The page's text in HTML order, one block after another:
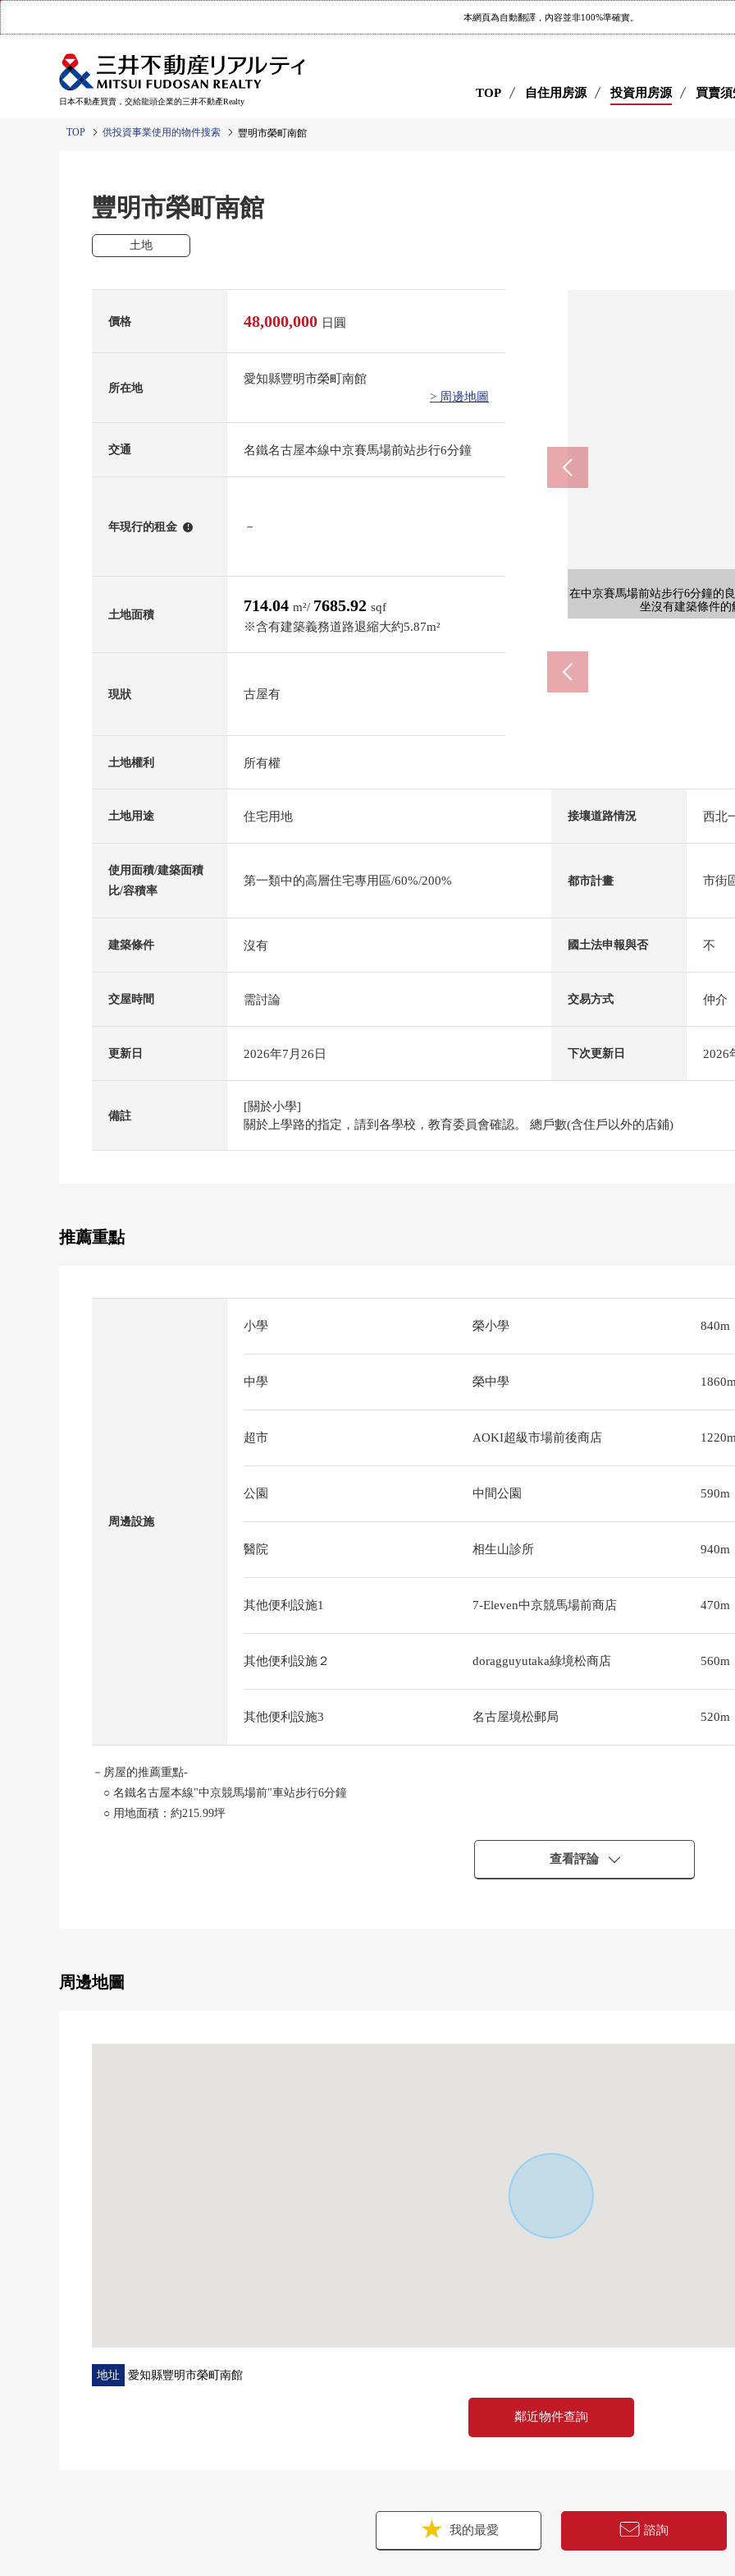
本網頁為自動翻譯，內容並非100%準確實。
日本不動產買賣，交給龍頭企業的三井不動產Realty
TOP 自住用房源 投資用房源 買賣須
TOP 供投資事業使用的物件搜索 豐明市榮町南館
豐明市榮町南館
土地
在中京賽馬場前站步行6分鐘的
坐沒有建築條件
在中京賽馬場前站步行6分鐘的
坐沒有建築條件
西北一側一方面道路前面道路
想知道的到三井Rehouse德
西北一側一方面道路前面道路
想知道的到三井Rehouse德
在中京賽馬場前站步行6分鐘的
坐沒有建築條件
在中京賽馬場前站步行6分鐘的
坐沒有建築條件
在中京賽馬場前站步行6分鐘的
坐沒有建築條件
西北一側一方面道路前面道路
想知道的到三井Rehouse德
西北一側一方面道路前面道路
想知道的到三井Rehouse德
在中京賽馬場前站步行6分鐘的
坐沒有建築條件
在中京賽馬場前站步行6分鐘的
坐沒有建築條件
在中京賽馬場前站步行6分鐘的
坐沒有建築條件
在中京賽馬場前站步行6分鐘的
坐沒有建築條件
在中京賽馬場前站步行6分鐘的
坐沒有建築條件
在中京賽馬場前站步行6分鐘的
坐沒有建築條件
在中京賽馬場前站步行6分鐘的
坐沒有建築條件
在中京賽馬場前站步行6分鐘的
坐沒有建築條件
在中京賽馬場前站步行6分鐘的
坐沒有建築條件
AOKI
7-
名鐵名古屋
價格 48,000,000 日圓
所在地
愛知縣豐明市榮町南館
> 周邊地圖
交通 名鐵名古屋本線中京賽馬場前站步行6分鐘
年現行的租金 ! －
土地面積 714.04 m²/ 7685.92 sqf
※含有建築義務道路退縮大約5.87m²
現狀 古屋有
土地權利 所有權
土地用途 住宅用地 接壤道路情況 西北
使用面積/建築面積
比/容積率
第一類中的高層住宅專用區/60%/200% 都市計畫 市街
建築條件 沒有 國土法申報與否 不
交屋時間 需討論 交易方式 仲介
更新日 2026年7月26日 下次更新日 2026
備註
[關於小學]
關於上學路的指定，請到各學校，教育委員會確認。 總戶數(含住戶以外的店鋪)
推薦重點
周邊設施
小學 榮小學 840m
中學 榮中學
超市 AOKI超級市場前後商店
公園 中間公園 590m
醫院 相生山診所 940m
其他便利設施1 7-Eleven中京競馬場前商店 470m
其他便利設施２ doragguyutaka綠境松商店 560m
其他便利設施3 名古屋境松郵局 520m
－房屋的推薦重點-
○ 名鐵名古屋本線"中京競馬場前"車站步行6分鐘
○ 用地面積：約215.99坪
○ 公園、便利店·藥妝店、郵局在步行範圍以內有的生活便利性是良好的位置
查看評論
周邊地圖
地址 愛知縣豐明市榮町南館
鄰近物件查詢
我的最愛 諮詢